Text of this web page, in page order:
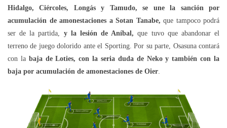
Hidalgo, Ciércoles, Longás y Tamudo, se une la sanción por
acumulación de amonestaciones a Sotan Tanabe, que tampoco podrá
ser de la partida, y la lesión de Aníbal, que tuvo que abandonar el
terreno de juego dolorido ante el Sporting. Por su parte, Osasuna contará
con la baja de Loties, con la seria duda de Neko y también con la
baja por acumulación de amonestaciones de Oier.
MÉRIDA
MORILLAS
IÑIGO LÓPEZ
CAMACHO
LEO FRANCO TYRONNE
FIGUEROA